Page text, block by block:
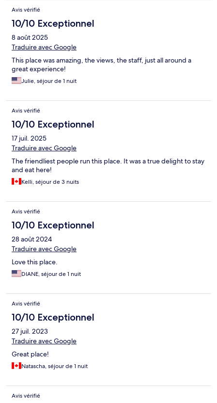
Avis vérifié
10/10 Exceptionnel
8 août 2025
Traduire avec Google
This place was amazing, the views, the staff, just all around a
great experience!
Julie, séjour de 1 nuit
Avis vérifié
10/10 Exceptionnel
17 juil. 2025
Traduire avec Google
The friendliest people run this place. It was a true delight to stay
and eat here!
Kelli, séjour de 3 nuits
Avis vérifié
10/10 Exceptionnel
28 août 2024
Traduire avec Google
Love this place.
DIANE, séjour de 1 nuit
Avis vérifié
10/10 Exceptionnel
27 juil. 2023
Traduire avec Google
Great place!
Natascha, séjour de 1 nuit
Avis vérifié